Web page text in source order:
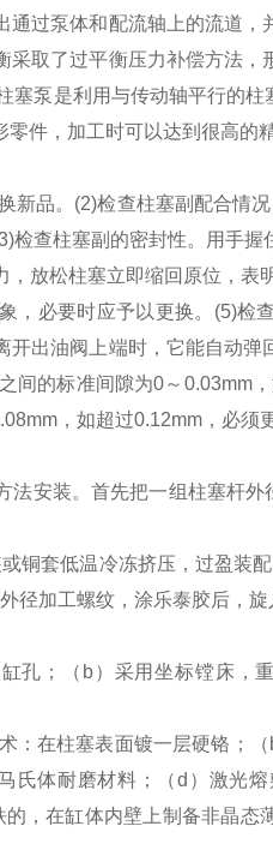
过泵体和配流轴上的流道
取了过平衡压力补偿方法
塞泵是利用与传动轴平行的
件，加工时可以达到很高的
新品。(2)检查柱塞副配合情
检查柱塞副的密封性。用手
放松柱塞立即缩回原位，表
，必要时应予以更换。(5)检
出油阀上端时，它能自动
间的标准间隙为0～0.03mm
，如超过0.12mm，必须
法安装。首先把一组柱塞杆
铜套低温冷冻挤压，过盈装
径加工螺纹，涂乐泰胶后，旋
孔；（b）采用坐标镗床，
：在柱塞表面镀一层硬铬；
氏体耐磨材料；（d）激光
，在缸体内壁上制备非晶